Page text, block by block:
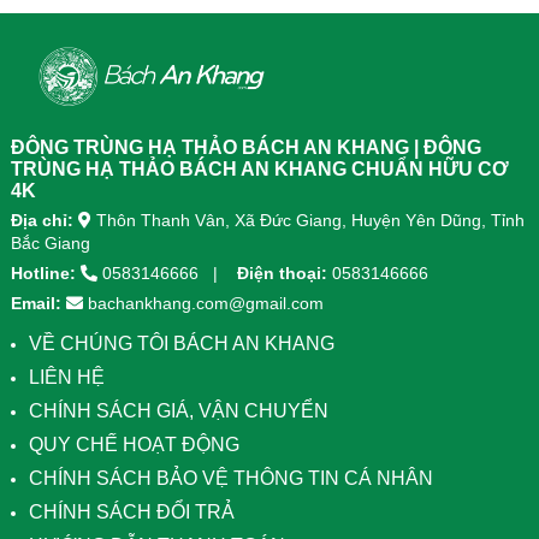
ĐÔNG TRÙNG HẠ THẢO BÁCH AN KHANG | ĐÔNG
TRÙNG HẠ THẢO BÁCH AN KHANG CHUẨN HỮU CƠ
4K
Địa chỉ:
Thôn Thanh Vân, Xã Đức Giang, Huyện Yên Dũng, Tỉnh
Bắc Giang
Hotline:
0583146666 Điện thoại: 0583146666
Email:
bachankhang.com@gmail.com
VỀ CHÚNG TÔI BÁCH AN KHANG
LIÊN HỆ
CHÍNH SÁCH GIÁ, VẬN CHUYỂN
QUY CHẾ HOẠT ĐỘNG
CHÍNH SÁCH BẢO VỆ THÔNG TIN CÁ NHÂN
CHÍNH SÁCH ĐỔI TRẢ